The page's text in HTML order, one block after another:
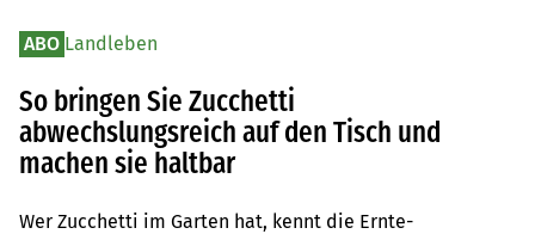
ABO Landleben
So bringen Sie Zucchetti
abwechslungsreich auf den Tisch und
machen sie haltbar
Wer Zucchetti im Garten hat, kennt die Ernte-